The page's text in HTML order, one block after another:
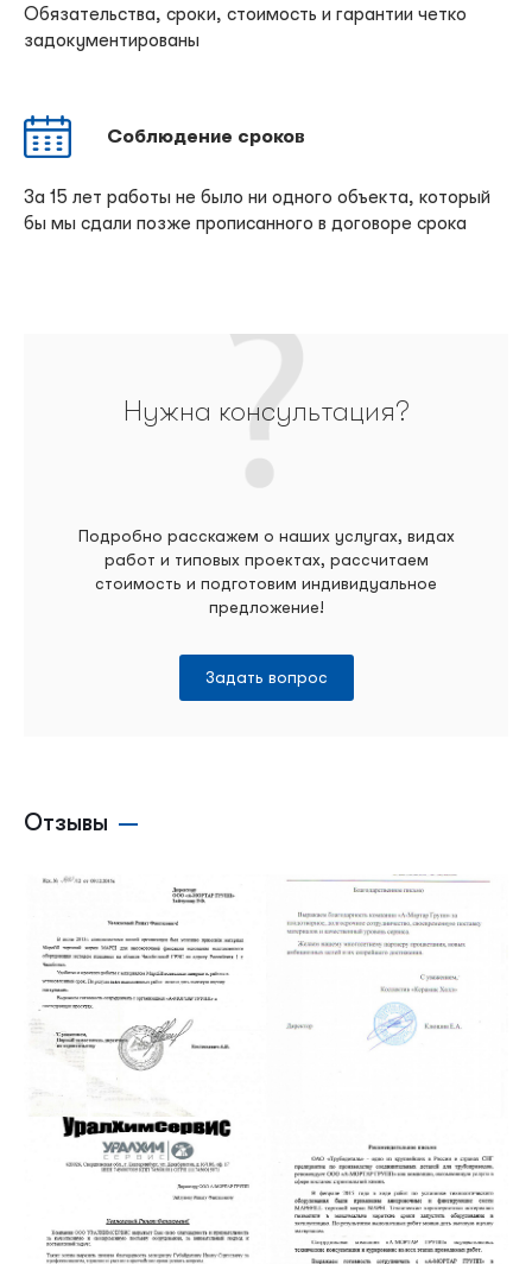
Обязательства, сроки, стоимость и гарантии четко
задокументированы
Соблюдение сроков
За 15 лет работы не было ни одного объекта, который
бы мы сдали позже прописанного в договоре срока
Нужна консультация?
Подробно расскажем о наших услугах, видах
работ и типовых проектах, рассчитаем
стоимость и подготовим индивидуальное
предложение!
Задать вопрос
Отзывы